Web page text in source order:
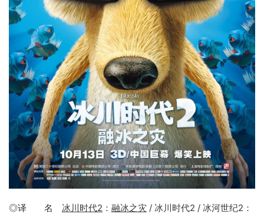
◎译 名 冰川时代2 ： 融冰之灾 / 冰川时代2 / 冰河世纪2：